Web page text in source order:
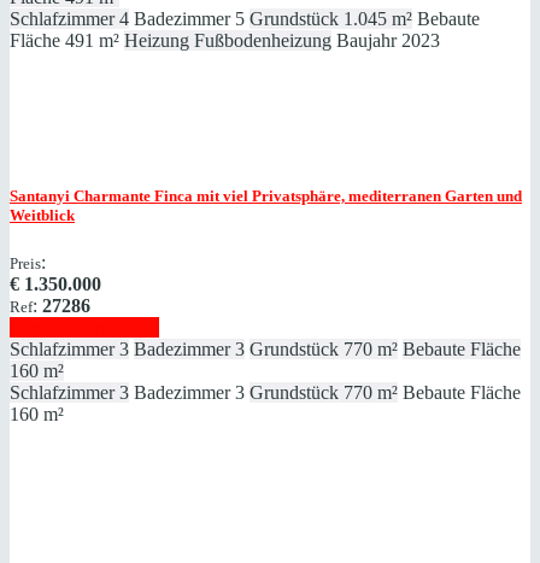
Schlafzimmer 4 Badezimmer 5 Grundstück 1.045 m² Bebaute
Fläche 491 m² Heizung Fußbodenheizung Baujahr 2023
Santanyi Charmante Finca mit viel Privatsphäre, mediterranen Garten und
Weitblick
Preis:
€ 1.350.000
Ref: 27286
Schlafzimmer 3 Badezimmer 3 Grundstück 770 m² Bebaute Fläche
160 m²
Schlafzimmer 3 Badezimmer 3 Grundstück 770 m² Bebaute Fläche
160 m²